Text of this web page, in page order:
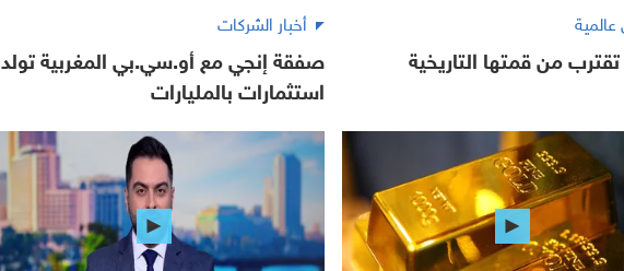
من قمتها التاريخية
أخبار الشركات
صفقة إنجي مع أو.سي.بي المغربية تولد
استثمارات بالمليارات